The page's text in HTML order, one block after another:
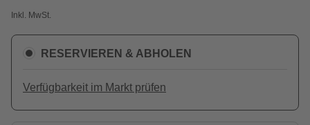
Inkl. MwSt.
RESERVIEREN & ABHOLEN
Verfügbarkeit im Markt prüfen